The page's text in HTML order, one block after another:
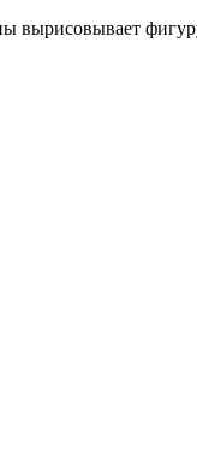
вырисовывает